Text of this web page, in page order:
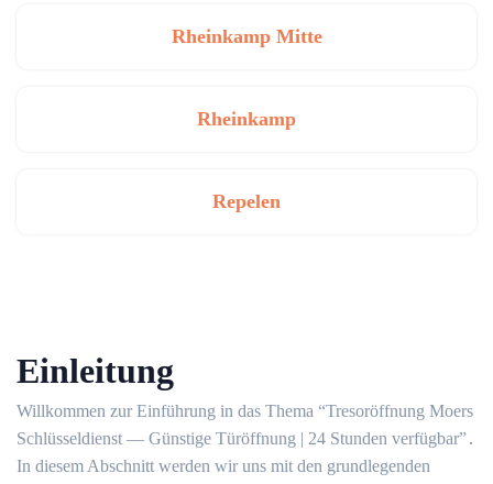
Rheinkamp Mitte
Rheinkamp
Repelen
Einleitung
Willkommen zur Einführung in das Thema “Tresoröffnung Moers
Schlüsseldienst — Günstige Türöffnung | 24 Stunden verfügbar”․
In diesem Abschnitt werden wir uns mit den grundlegenden